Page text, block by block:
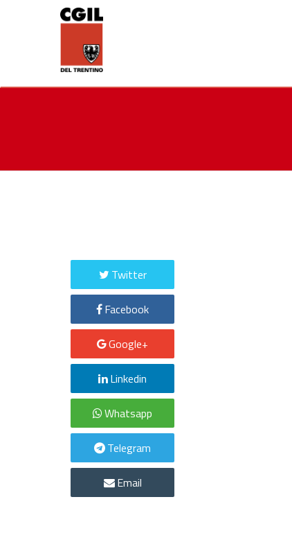
Twitter
Facebook
Google+
Linkedin
Whatsapp
Telegram
Email